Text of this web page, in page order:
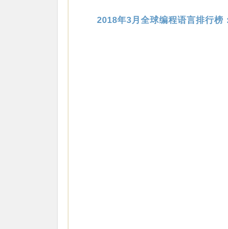
2018年3月全球编程语言排行榜